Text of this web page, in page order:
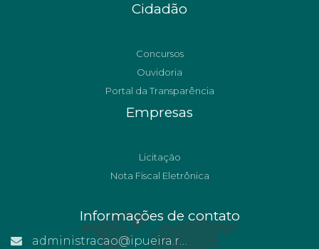
Cidadão
Concursos
Ouvidoria
Portal da Transparência
Empresas
Licitação
Nota Fiscal Eletrônica
Informações de contato
administracao@ipueira.rn.gov.br